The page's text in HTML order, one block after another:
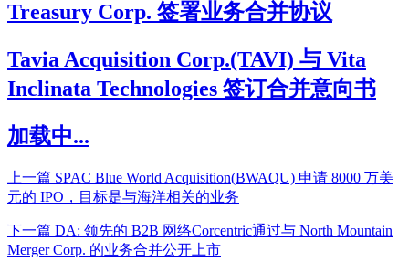
Treasury Corp. 签署业务合并协议
Tavia Acquisition Corp.(TAVI) 与 Vita
Inclinata Technologies 签订合并意向书
加载中...
上一篇 SPAC Blue World Acquisition(BWAQU) 申请 8000 万美
元的 IPO，目标是与海洋相关的业务
下一篇 DA: 领先的 B2B 网络Corcentric通过与 North Mountain
Merger Corp. 的业务合并公开上市